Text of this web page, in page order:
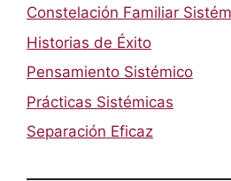
Constelación Familiar
Historias de Éxito
Pensamiento Sistémico
Prácticas Sistémicas
Separación Eficaz